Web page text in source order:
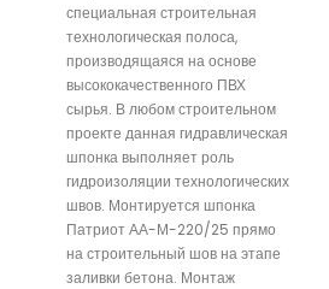
специальная строительная
технологическая полоса,
производящаяся на основе
высококачественного ПВХ
сырья. В любом строительном
проекте данная гидравлическая
шпонка выполняет роль
гидроизоляции технологических
швов. Монтируется шпонка
Патриот АА-М-220/25 прямо
на строительный шов на этапе
заливки бетона. Монтаж